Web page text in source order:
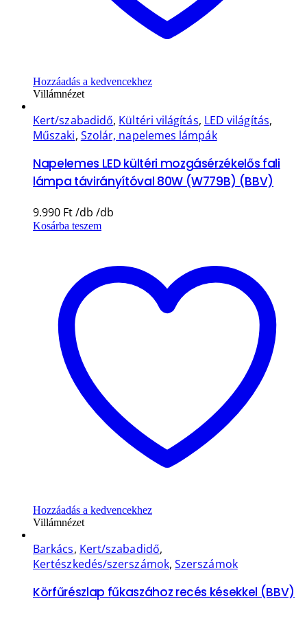
Hozzáadás a kedvencekhez
Villámnézet
Kert/szabadidő, Kültéri világítás, LED világítás,
Műszaki, Szolár, napelemes lámpák
Napelemes LED kültéri mozgásérzékelős fali
lámpa távirányítóval 80W (W779B) (BBV)
9.990 Ft
Kosárba teszem
Hozzáadás a kedvencekhez
Villámnézet
Barkács, Kert/szabadidő,
Kertészkedés/szerszámok,Szerszámok
Körfűrészlap fűkaszához recés késekkel (BBV)